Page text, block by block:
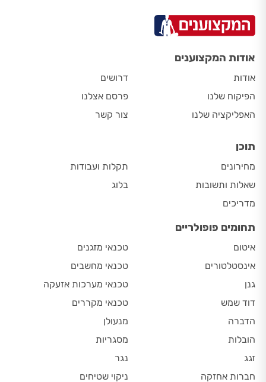
אודות המקצוענים
אודות
הפיקוח שלנו
האפליקציה שלנו
דרושים
פרסם אצלנו
צור קשר
תוכן
מחירונים
שאלות ותשובות
מדריכים
תקלות ועבודות
בלוג
תחומים פופולריים
איטום
אינסטלטורים
גנן
דוד שמש
הדברה
הובלות
זגג
חברות אחזקה
טכנאי מזגנים
טכנאי מחשבים
טכנאי מערכות אזעקה
טכנאי מקררים
מנעולן
מסגריות
נגר
ניקוי שטיחים